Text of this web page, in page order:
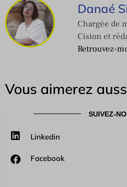
Danaé
Chargée de
Cision et
Retrouvez-
Vous aimerez
SUIVEZ-
Linkedin
Facebook